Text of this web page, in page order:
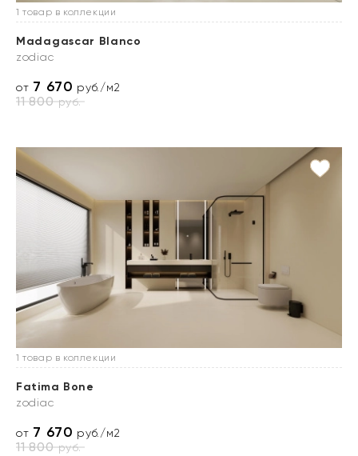
1 товар в коллекции
Madagascar Blanco
zodiac
от 7 670 руб./м2
11 800руб.
1 товар в коллекции
Fatima Bone
zodiac
от 7 670 руб./м2
11 800руб.